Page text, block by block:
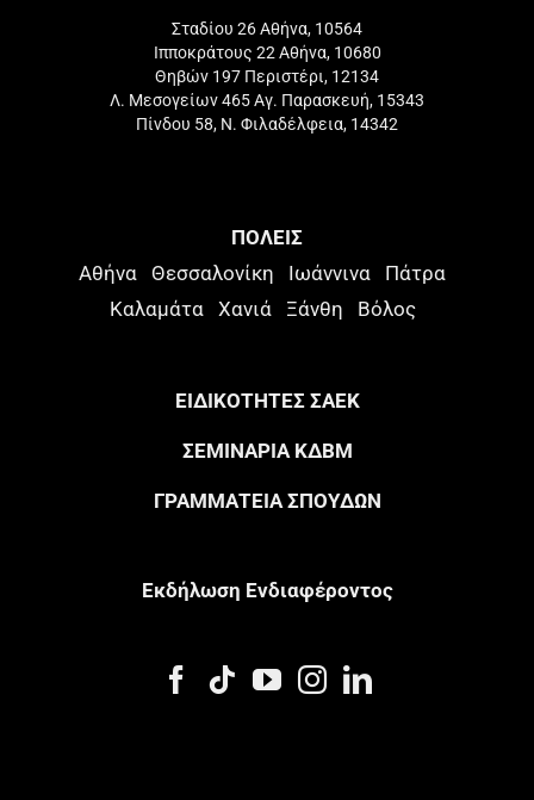
Σταδίου 26 Αθήνα, 10564
Ιπποκράτους 22 Αθήνα, 10680
Θηβών 197 Περιστέρι, 12134
Λ. Μεσογείων 465 Αγ. Παρασκευή, 15343
Πίνδου 58, Ν. Φιλαδέλφεια, 14342
ΠΟΛΕΙΣ
Αθήνα Θεσσαλονίκη Ιωάννινα
Πάτρα
Καλαμάτα
Χανιά Ξάνθη Βόλος
ΕΙΔΙΚΟΤΗΤΕΣ ΣΑΕΚ
ΣΕΜΙΝΑΡΙΑ ΚΔΒΜ
ΓΡΑΜΜΑΤΕΙΑ ΣΠΟΥΔΩΝ
Eκδήλωση Eνδιαφέροντος